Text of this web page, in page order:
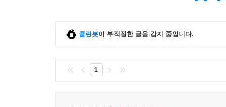
_ Form-Meaning-Use 형태로 주어지는 다양한 어
_ 어휘력 확장을 위한 동의어-반의어 학습
클린봇이 부적절한 글을 감지 중입니다.
1